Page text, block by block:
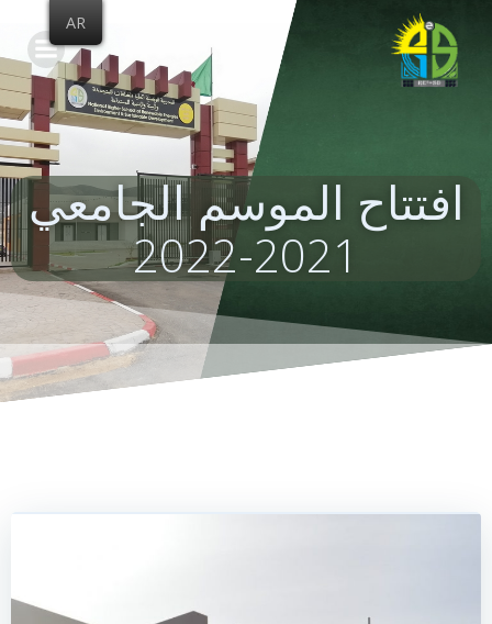
content
افتتاح الموسم الجامعي
2021-2022
AR